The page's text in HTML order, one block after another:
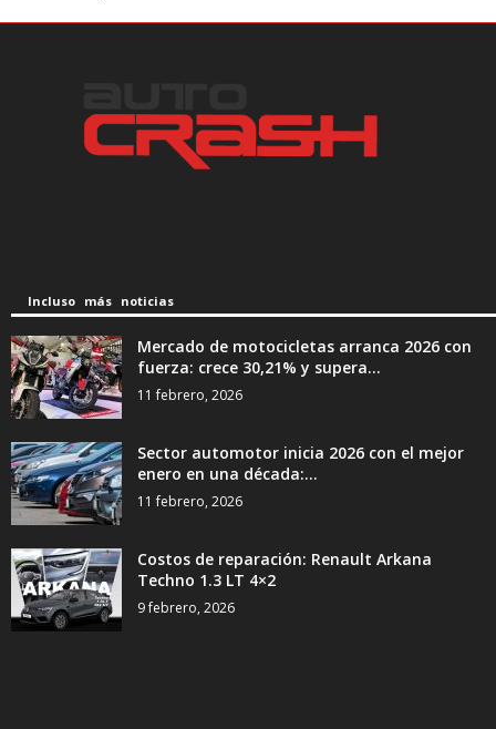
Incluso más noticias
Mercado de motocicletas arranca 2026 con
fuerza: crece 30,21% y supera...
11 febrero, 2026
Sector automotor inicia 2026 con el mejor
enero en una década:...
11 febrero, 2026
Costos de reparación: Renault Arkana
Techno 1.3 LT 4×2
9 febrero, 2026